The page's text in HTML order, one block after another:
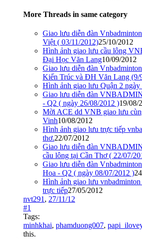
More Threads in same category
Giao lưu diễn đàn
Việt ( 03/11/2012)25/10/2012
Hình ảnh giao lưu cầu lông
Đại Học Văn Lang10/09/2012
Giao lưu diễn đàn
Kiến Trúc và ĐH Văn Lang (9/
Hình ảnh giao lưu Quận 2 ngày
Giao lưu diễn đàn
- Q2 ( ngày 26/08/2012 )19/08/
Mời ACE dd VNB giao lưu
Vinh10/08/2012
Hình ảnh giao lưu trực tiếp
thơ.22/07/2012
Giao lưu diễn đàn
cầu lông tại Cần Thơ ( 22/07/
Giao lưu diễn đàn
Hoa - Q2 ( ngày 08/07/2012 )
Hình ảnh giao lưu
trực tiếp27/05/2012
nvt291 , 27/11/12
#1
Tags:
minhkhai, phamduong007,
this.